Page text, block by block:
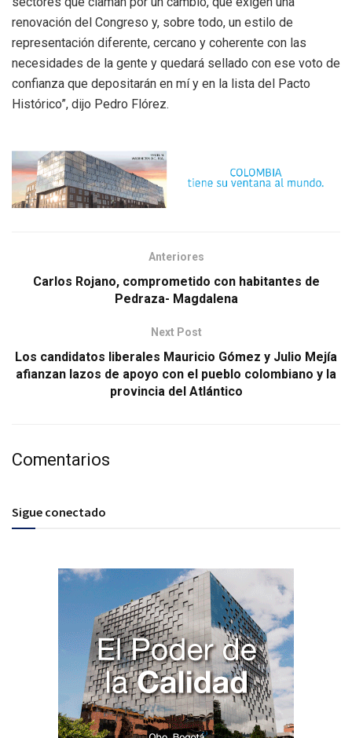
renovación del Congreso y, sobre todo, un estilo de
representación diferente, cercano y coherente con las
necesidades de la gente y quedará sellado con ese voto de
confianza que depositarán en mí y en la lista del Pacto
Histórico”, dijo Pedro Flórez.
Anteriores
Carlos Rojano, comprometido con habitantes de
Pedraza- Magdalena
Next Post
Los candidatos liberales Mauricio Gómez y Julio Mejía
afianzan lazos de apoyo con el pueblo colombiano y la
provincia del Atlántico
Comentarios
Sigue conectado